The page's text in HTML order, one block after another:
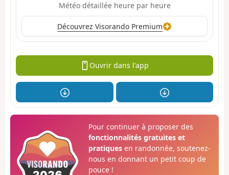
Météo détaillée heure par heure
Découvrez Visorando Premium
Ouvrir dans l'app
Pour continuer à proposer des
fonctionnalités gratuites et
pratiquesen randonnée, soutenez-
nous en donnant un petit coup de
pouce !